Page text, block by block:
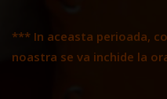
*** In aceasta perioada,
noastra se va inchide la